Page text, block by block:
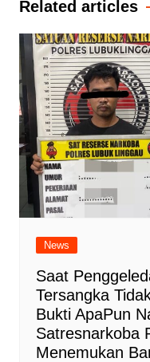
Related articles
News
Saat
Tersangka
Bukti ApaPun
Satresnarkoba
Menemukan